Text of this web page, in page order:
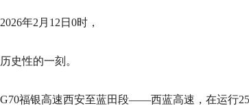
2026年2月12日0时，
历史性的一刻。
G70福银高速西安至蓝田段——西蓝高速，在运行